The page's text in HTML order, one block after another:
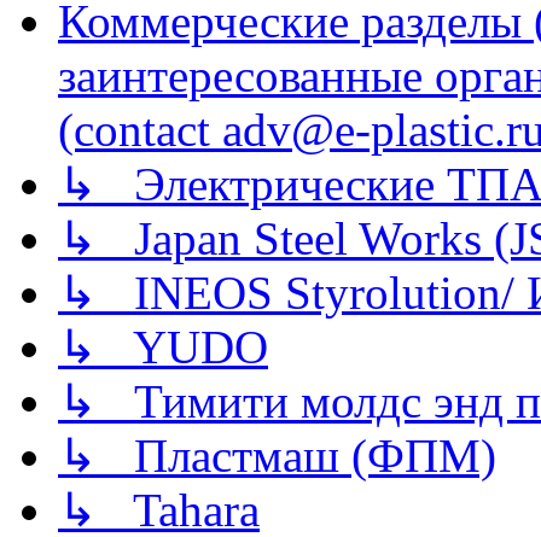
Коммерческие
заинтересованные
(contact adv@e-
↳ Электрические
↳ Japan Steel Works
↳ INEOS
↳ YUDO
↳ Тимити молдс энд
↳ Пластмаш (ФПМ)
↳ Tahara